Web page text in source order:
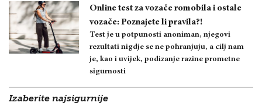
Online test za vozače romobila i ostale
vozače: Poznajete li pravila?!
Test je u potpunosti anoniman, njegovi
rezultati nigdje se ne pohranjuju, a cilj nam
je, kao i uvijek, podizanje razine prometne
sigurnosti
Izaberite najsigurnije